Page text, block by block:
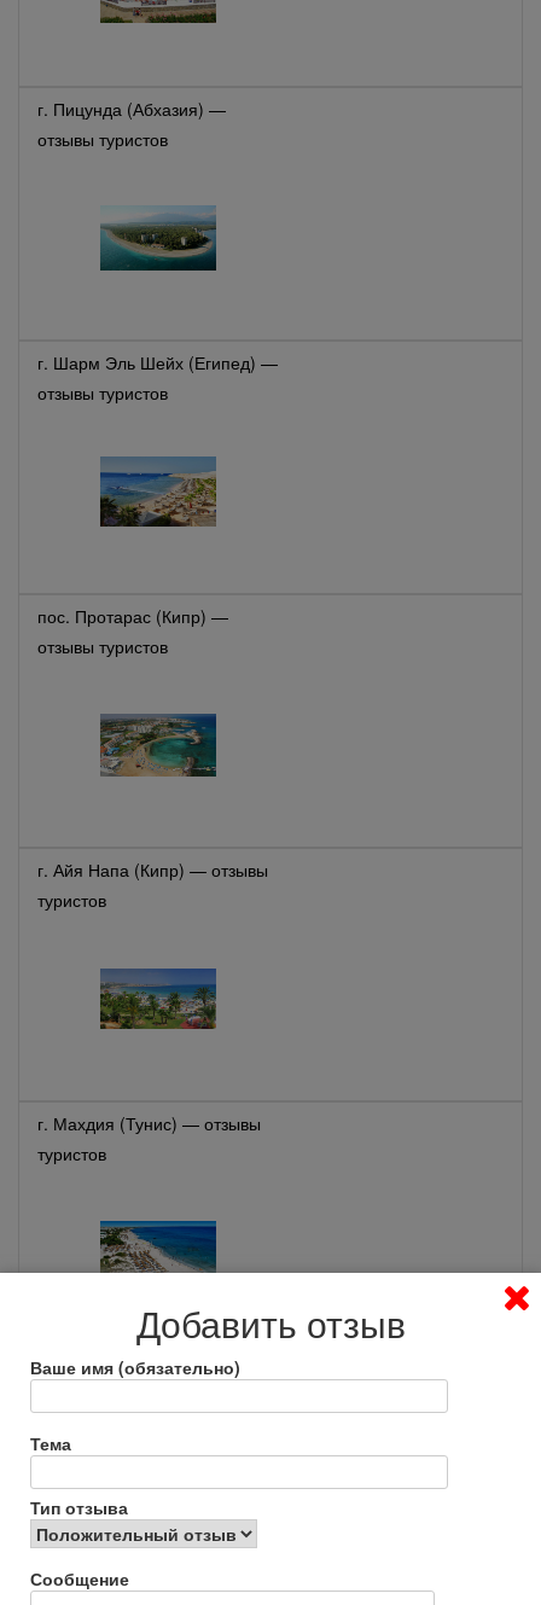
г. Пицунда (Абхазия) —
отзывы туристов
г. Шарм Эль Шейх (Египед) —
отзывы туристов
пос. Протарас (Кипр) —
отзывы туристов
г. Айя Напа (Кипр) — отзывы
туристов
г. Махдия (Тунис) — отзывы
туристов
г. Салоу (Испания) — отзывы
туристов
Добавить отзыв
Ваше имя (обязательно)
Тема
Тип отзыва
Сообщение